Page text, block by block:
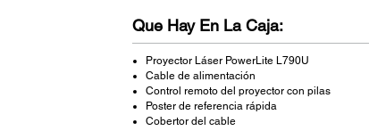
Que Hay En La Caja:
Proyector Láser PowerLite L790U
Cable de alimentación
Control remoto del proyector con pilas
Poster de referencia rápida
Cobertor del cable